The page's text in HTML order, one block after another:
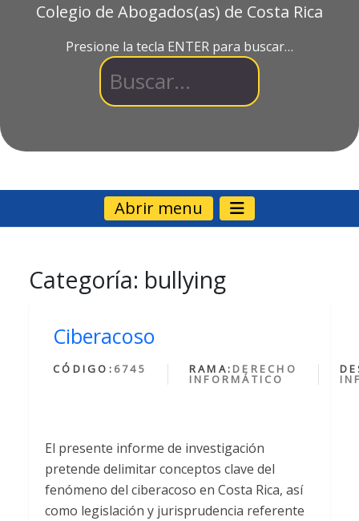
Colegio de Abogados(as) de Costa Rica
Presione la tecla ENTER para buscar…
Abrir menu
Categoría: bullying
Ciberacoso
CÓDIGO: 6745 RAMA: DERECHO
INFORMÁTICO
El presente informe de investigación
pretende delimitar conceptos clave del
fenómeno del ciberacoso en Costa Rica, así
como legislación y jurisprudencia referente